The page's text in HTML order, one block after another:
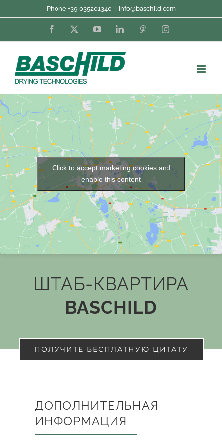
content
Phone +39 035201340 info@baschild.com
Facebook YouTubeLinkedInFordaq Instagram
Click to accept marketing cookies and
enable this content
ШТАБ-КВАРТИРА
BASCHILD
ПОЛУЧИТЕ БЕСПЛАТНУЮ ЦИТАТУ
ДОПОЛНИТЕЛЬНАЯ
ИНФОРМАЦИЯ